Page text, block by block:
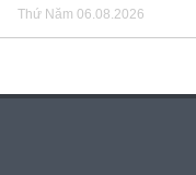
Thứ Năm 06.08.2026